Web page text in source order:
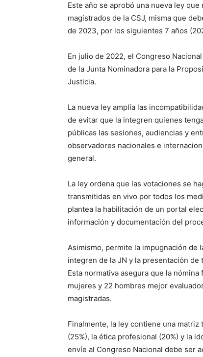
Este año se aprobó una nueva ley
magistrados de la CSJ, misma que
de 2023, por los siguientes 7 años
En julio de 2022, el Congreso
de la Junta Nominadora para la
Justicia.
La nueva ley amplía las
de evitar que la integren quienes
públicas las sesiones, audiencias y
observadores nacionales e
general.
La ley ordena que las votaciones se
transmitidas en vivo por todos los
plantea la habilitación de un portal
información y documentación del
Asimismo, permite la impugnación de
integren de la JN y la presentación
Esta normativa asegura que la
mujeres y 22 hombres mejor
magistradas.
Finalmente, la ley contiene una
(25%), la ética profesional (20%) y la
envíe al Congreso Nacional debe ser